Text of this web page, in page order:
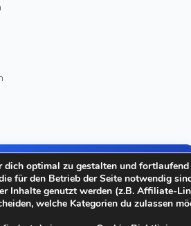
dich optimal zu gestalten und
für den Betrieb der Seite notwendig
Inhalte genutzt werden (z.B. Affiliate-
welche Kategorien du zulassen